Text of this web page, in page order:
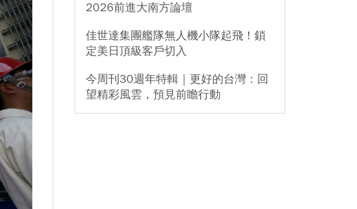
2026前進大南方論壇
佳世達集團艦隊無人機小隊起飛！鎖
定美日頂級客戶切入
今周刊30週年特輯｜更好的台灣：回
望精彩風雲，預見前瞻行動